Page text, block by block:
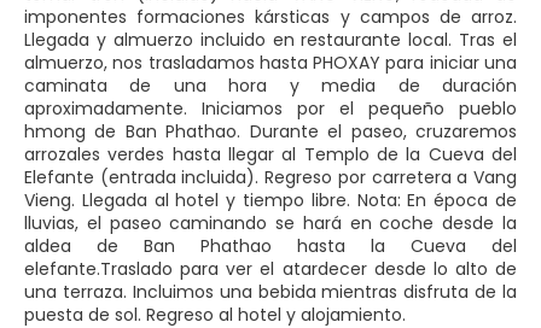
imponentes formaciones kársticas y campos de arroz.
Llegada y almuerzo incluido en restaurante local. Tras el
almuerzo, nos trasladamos hasta PHOXAY para iniciar una
caminata de una hora y media de duración
aproximadamente. Iniciamos por el pequeño pueblo
hmong de Ban Phathao. Durante el paseo, cruzaremos
arrozales verdes hasta llegar al Templo de la Cueva del
Elefante (entrada incluida). Regreso por carretera a Vang
Vieng. Llegada al hotel y tiempo libre. Nota: En época de
lluvias, el paseo caminando se hará en coche desde la
aldea de Ban Phathao hasta la Cueva del
elefante.Traslado para ver el atardecer desde lo alto de
una terraza. Incluimos una bebida mientras disfruta de la
puesta de sol. Regreso al hotel y alojamiento.